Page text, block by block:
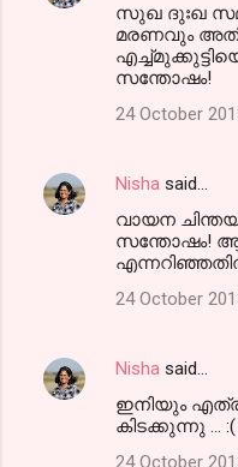
സുഖ ദുഃഖ
മരണവും
സന്തോഷം!
24 October
Nisha said…
വായന
സന്തോഷം!
24 October
Nisha said…
ഇനിയും
കിടക്കുന്നു ... :(
24 October